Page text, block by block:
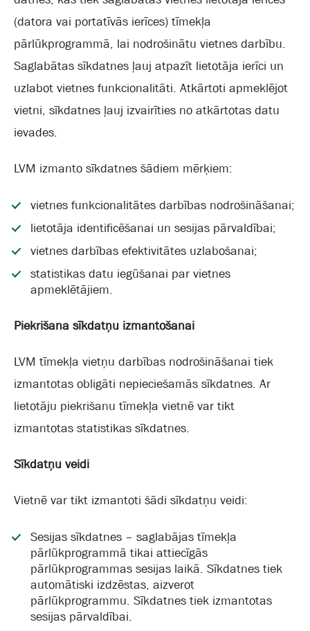
(datora vai portatīvās ierīces) tīmekļa
pārlūkprogrammā, lai nodrošinātu vietnes darbību.
Saglabātas sīkdatnes ļauj atpazīt lietotāja ierīci un
uzlabot vietnes funkcionalitāti. Atkārtoti apmeklējot
vietni, sīkdatnes ļauj izvairīties no atkārtotas datu
ievades.
LVM izmanto sīkdatnes šādiem mērķiem:
vietnes funkcionalitātes darbības nodrošināšanai;
lietotāja identificēšanai un sesijas pārvaldībai;
vietnes darbības efektivitātes uzlabošanai;
statistikas datu iegūšanai par vietnes
apmeklētājiem.
Piekrišana sīkdatņu izmantošanai
LVM tīmekļa vietņu darbības nodrošināšanai tiek
izmantotas obligāti nepieciešamās sīkdatnes. Ar
lietotāju piekrišanu tīmekļa vietnē var tikt
izmantotas statistikas sīkdatnes.
Sīkdatņu veidi
Vietnē var tikt izmantoti šādi sīkdatņu veidi:
Sesijas sīkdatnes – saglabājas tīmekļa
pārlūkprogrammā tikai attiecīgās
pārlūkprogrammas sesijas laikā. Sīkdatnes tiek
automātiski izdzēstas, aizverot
pārlūkprogrammu. Sīkdatnes tiek izmantotas
sesijas pārvaldībai.